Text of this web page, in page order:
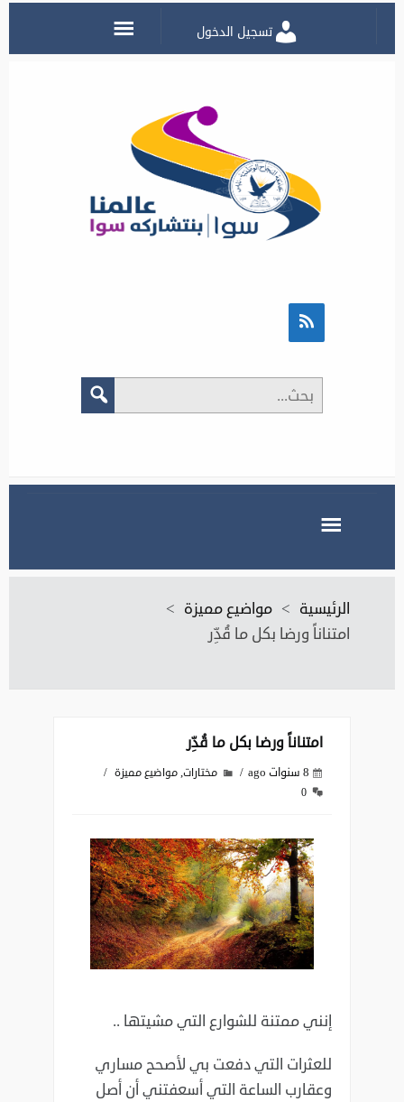
تسجيل الدخول
الرئيسية > مواضيع مميزة >
امتناناً ورضا بكل ما قُدِّر‎
امتناناً ورضا بكل ما قُدِّر‎
8 سنوات ago مختارات,مواضيع مميزة
0
إنني ممتنة للشوارع التي مشيتها ..
للعثرات التي دفعت بي لأصحح مساري
وعقارب الساعة التي أسعفتني أن أصل